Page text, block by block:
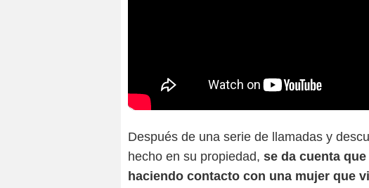
Después de una serie de llamadas y
hecho en su propiedad, se da cuenta
haciendo contacto con una mujer que